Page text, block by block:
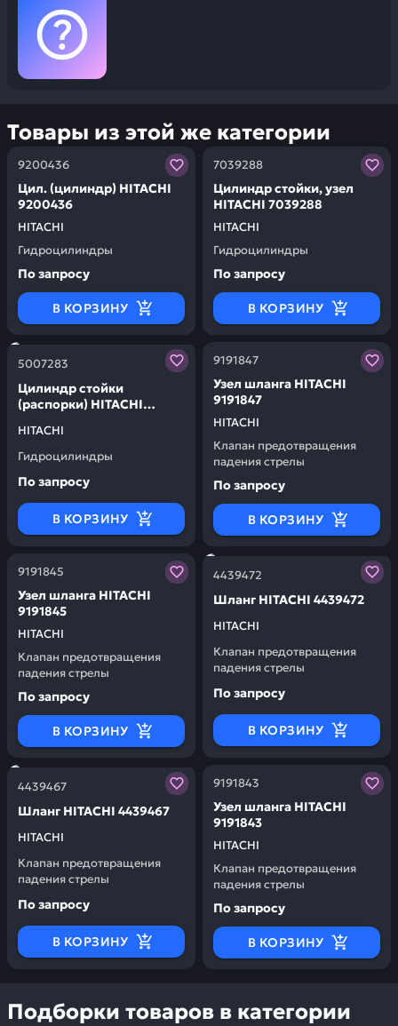
Товары из этой же категории
9200436
HITACHI
Цил. (цилиндр) HITACHI
9200436
Гидроцилиндры
Заказывая запчасти у нас, вы получаете гарантию
По запросу
В КОРЗИНУ
7039288
HITACHI
Цилиндр стойки, узел
HITACHI 7039288
Гидроцилиндры
Заказывая запчасти у
По запросу
В КОРЗИНУ
5007283
HITACHI
Цилиндр стойки
(распорки) HITACHI
Гидроцилиндры
Заказывая запчасти у нас, вы получаете гарантию
По запросу
В КОРЗИНУ
9191847
HITACHI
Узел шланга HITACHI
9191847
Клапан предотвращения
падения стрелы
Заказывая запчасти у
По запросу
В КОРЗИНУ
9191845
HITACHI
Узел шланга HITACHI
9191845
Клапан предотвращения
падения стрелы
Заказывая запчасти у нас, вы получаете гарантию
По запросу
В КОРЗИНУ
4439472
HITACHI
Шланг HITACHI 4439472
Клапан предотвращения
падения стрелы
Заказывая запчасти у
По запросу
В КОРЗИНУ
4439467
HITACHI
Шланг HITACHI 4439467
Клапан предотвращения
падения стрелы
Заказывая запчасти у нас, вы получаете гарантию
По запросу
В КОРЗИНУ
9191843
HITACHI
Узел шланга HITACHI
9191843
Клапан предотвращения
падения стрелы
Заказывая запчасти у
По запросу
В КОРЗИНУ
Подборки товаров в категории